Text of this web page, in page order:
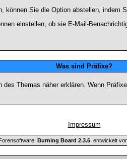
können Sie die Option abstellen, indem
einstellen, ob sie E-Mail-
Was sind Präfixe?
Themas näher erklären. Wenn
Impressum
Burning Board 2.3.6, entwickelt